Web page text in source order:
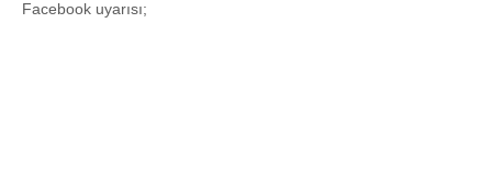
Facebook uyarısı;